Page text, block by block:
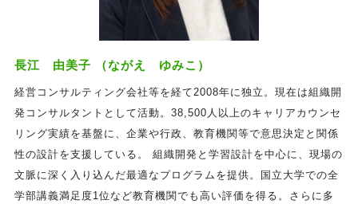
長江 由美子 （ながえ ゆみこ）
経営コンサルティング会社等を経て2008年に独立。現在は組織開
発コンサルタントとして活動。38,500人以上のキャリアカウンセ
リング実績を基盤に、企業や行政、教育機関等で意思決定と関係
性の設計を支援している。 組織開発と学習設計を中心に、現場の
文脈に深く入り込んだ最適なプログラムを提供。国立大学での全
学部講義満足度1位など教育機関でも高い評価を得る。さらに多